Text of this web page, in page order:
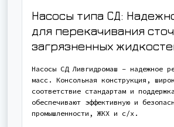
Насосы типа СД:
для перекачивания
загрязненных
Насосы СД Ливгидромаш – надежное
масс. Консольная конструкция,
соответствие стандартам и
обеспечивают эффективную и
промышленности, ЖКХ и с/х.